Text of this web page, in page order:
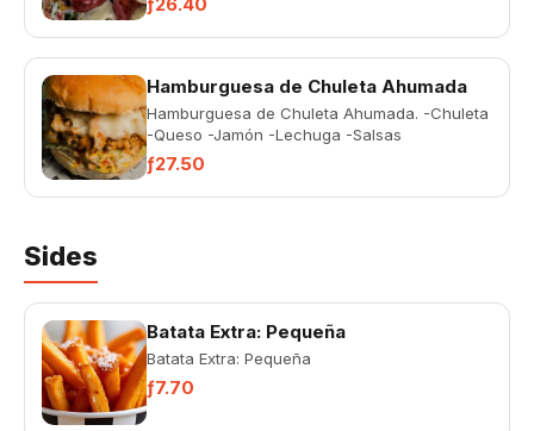
Hamburguesa de Chuleta Ahumada
Hamburguesa de Chuleta Ahumada. -Chuleta
-Queso -Jamón -Lechuga -Salsas
ƒ27.50
Sides
Batata Extra: Pequeña
Batata Extra: Pequeña
ƒ7.70